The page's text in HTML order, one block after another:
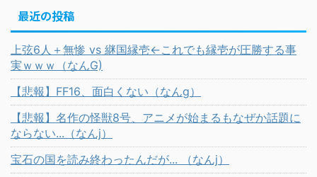
最近の投稿
上弦6人＋無惨 vs 継国縁壱←これでも縁壱が圧勝する事
実ｗｗｗ（なんG)
【悲報】FF16、面白くない（なんg）
【悲報】名作の怪獣8号、アニメが始まるもなぜか話題に
ならない...（なんj）
宝石の国を読み終わったんだが... （なんj）